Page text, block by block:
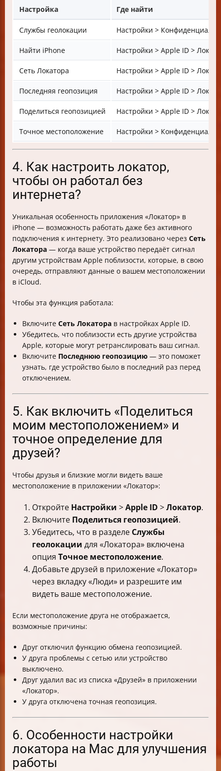
Настройка Где найти
Службы геолокации Настройки >
Найти iPhone Настройки > Apple ID >
Сеть Локатора Настройки > Apple ID >
Последняя геопозиция Настройки > Apple ID >
Поделиться геопозицией Настройки > Apple ID >
Точное местоположение Настройки >
4. Как настроить локатор,
чтобы он работал без
интернета?
Уникальная особенность приложения «Локатор» в
iPhone — возможность работать даже без активного
подключения к интернету. Это реализовано через Сеть
Локатора — когда ваше устройство передаёт сигнал
другим устройствам Apple поблизости, которые, в свою
очередь, отправляют данные о вашем местоположении
в iCloud.
Чтобы эта функция работала:
Включите Сеть Локатора в настройках Apple ID.
Убедитесь, что поблизости есть другие устройства
Apple, которые могут ретранслировать ваш сигнал.
Включите Последнюю геопозицию — это поможет
узнать, где устройство было в последний раз перед
отключением.
5. Как включить «Поделиться
моим местоположением» и
точное определение для
друзей?
Чтобы друзья и близкие могли видеть ваше
местоположение в приложении «Локатор»:
Откройте Настройки >Apple ID >Локатор.
Включите Поделиться геопозицией.
Убедитесь, что в разделе Службы
геолокации для «Локатора» включена
опция Точное местоположение.
Добавьте друзей в приложение «Локатор»
через вкладку «Люди» и разрешите им
видеть ваше местоположение.
Если местоположение друга не отображается,
возможные причины:
Друг отключил функцию обмена геопозицией.
У друга проблемы с сетью или устройство
выключено.
Друг удалил вас из списка «Друзей» в приложении
«Локатор».
У друга отключена точная геопозиция.
6. Особенности настройки
локатора на Mac для улучшения
работы